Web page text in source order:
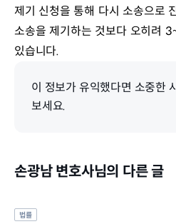
제기 신청을 통해 다시 소송으로
소송을 제기하는 것보다 오히려
있습니다.
이 정보가 유익했다면 소중한
보세요.
손광남 변호사님의 다른 글
법률